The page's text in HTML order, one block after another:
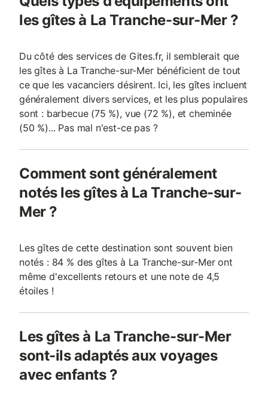
les gîtes à La Tranche-sur-Mer ?
Du côté des services de Gites.fr, il semblerait que
les gîtes à La Tranche-sur-Mer bénéficient de tout
ce que les vacanciers désirent. Ici, les gîtes incluent
généralement divers services, et les plus populaires
sont : barbecue (75 %), vue (72 %), et cheminée
(50 %)... Pas mal n'est-ce pas ?
Comment sont généralement
notés les gîtes à La Tranche-sur-
Mer ?
Les gîtes de cette destination sont souvent bien
notés : 84 % des gîtes à La Tranche-sur-Mer ont
même d'excellents retours et une note de 4,5
étoiles !
Les gîtes à La Tranche-sur-Mer
sont-ils adaptés aux voyages
avec enfants ?